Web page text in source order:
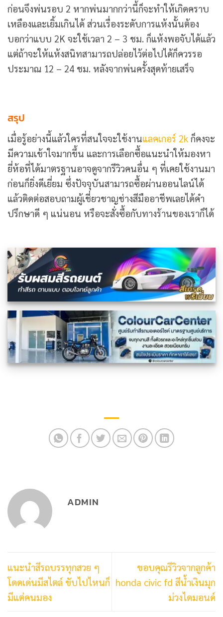
ก่อนจึงพ่นรอบ 2 หากพ่นมากกว่านี้ก็จะทำให้เกิดคราบ
เหลืองและเยิ้มเกินได้ ส่วนเรื่องระดับการแห้งนั้นต้อง
บอกว่าแบบ 2K จะใช้เวลา 2 – 3 ชม. ก็แห้งพอจับได้แล้ว
แต่ถ้าจะให้แห้งสนิทสามารถปล่อยไว้ต่อไปได้ก็ควรรอ
ประมาณ 12 – 24 ชม. หลังจากพ่นครั้งสุดท้ายเสร็จ
สรุป
เมื่อรู้อย่างนี้แล้วใครที่สนใจจะใช้งานแลคเกอร์ 2k ก็คงจะ
มีความเข้าใจมากขึ้น และการเลือกซื้อแนะนำให้มองหา
ยี่ห้อที่ได้มาตรฐานอาจดูจากรีวิวคนอื่น ๆ ที่เคยใช้งานมา
ก่อนก็ยิ่งดีเยี่ยม ซึ่งปัจจุบันสามารถซื้อผ่านออนไลน์ได้
แล้วติดต่อสอบถามผู้เชี่ยวชาญช่างสีมืออาชีพเลยได้คำ
ปรึกษาดี ๆ แน่นอน หรือจะสั่งซื้อกับทางร้านของเราก็ได้
ADMIN
แนะนำสีรถบรรทุกสวย ๆ
โดดเด่นมีสไตล์ ขับไปไหนก็
มีแต่คนมอง
ขอบคุณรีวิวจากลูกค้า
honda civic fd สีน้ำเงินมุก
ม่วงไดมอนด์